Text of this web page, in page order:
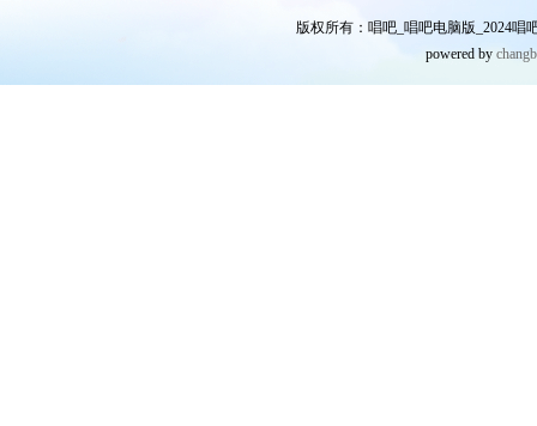
版权所有：唱吧_唱吧电脑版_2024唱
powered by